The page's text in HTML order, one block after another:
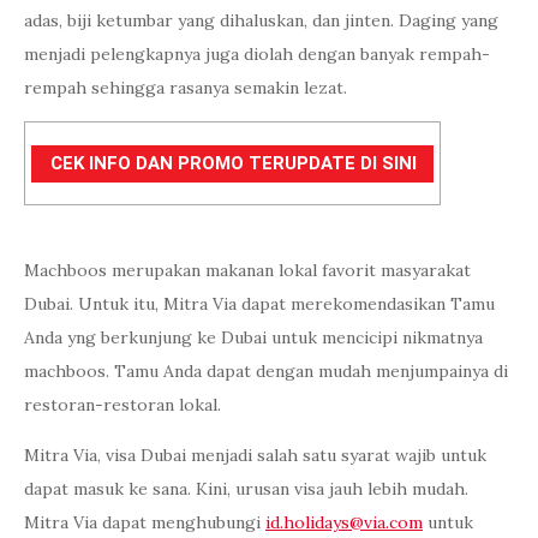
adas, biji ketumbar yang dihaluskan, dan jinten. Daging yang
menjadi pelengkapnya juga diolah dengan banyak rempah-
rempah sehingga rasanya semakin lezat.
CEK INFO DAN PROMO TERUPDATE DI SINI
Machboos merupakan makanan lokal favorit masyarakat
Dubai. Untuk itu, Mitra Via dapat merekomendasikan Tamu
Anda yng berkunjung ke Dubai untuk mencicipi nikmatnya
machboos. Tamu Anda dapat dengan mudah menjumpainya di
restoran-restoran lokal.
Mitra Via, visa Dubai menjadi salah satu syarat wajib untuk
dapat masuk ke sana. Kini, urusan visa jauh lebih mudah.
Mitra Via dapat menghubungi id.holidays@via.com untuk